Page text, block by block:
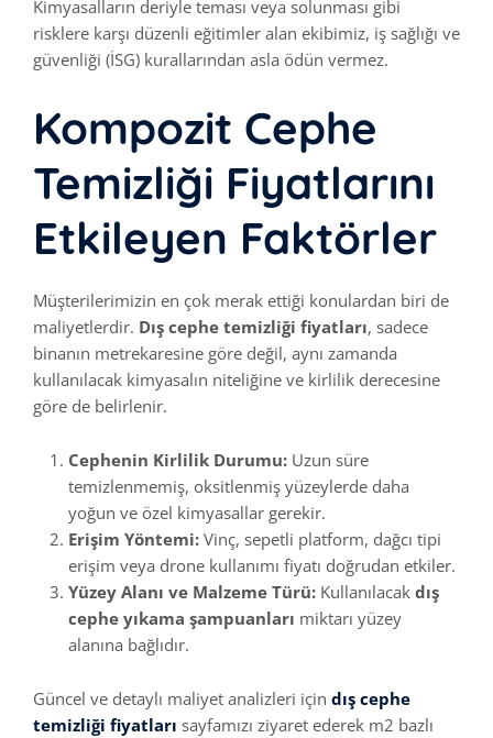
Kimyasalların deriyle teması veya solunması gibi
risklere karşı düzenli eğitimler alan ekibimiz, iş sağlığı ve
güvenliği (İSG) kurallarından asla ödün vermez.
Kompozit Cephe
Temizliği Fiyatlarını
Etkileyen Faktörler
Müşterilerimizin en çok merak ettiği konulardan biri de
maliyetlerdir. Dış cephe temizliği fiyatları, sadece
binanın metrekaresine göre değil, aynı zamanda
kullanılacak kimyasalın niteliğine ve kirlilik derecesine
göre de belirlenir.
Cephenin Kirlilik Durumu: Uzun süre
temizlenmemiş, oksitlenmiş yüzeylerde daha
yoğun ve özel kimyasallar gerekir.
Erişim Yöntemi: Vinç, sepetli platform, dağcı tipi
erişim veya drone kullanımı fiyatı doğrudan etkiler.
Yüzey Alanı ve Malzeme Türü: Kullanılacak dış
cephe yıkama şampuanları miktarı yüzey
alanına bağlıdır.
Güncel ve detaylı maliyet analizleri için dış cephe
temizliği fiyatları sayfamızı ziyaret ederek m2 bazlı